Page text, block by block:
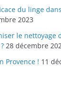
du linge
2023
le nettoyage
28 décembre
Provence ! 11